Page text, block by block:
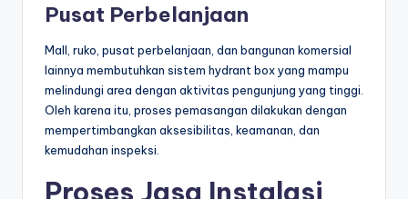
Pusat Perbelanjaan
Mall, ruko, pusat perbelanjaan, dan bangunan komersial
lainnya membutuhkan sistem hydrant box yang mampu
melindungi area dengan aktivitas pengunjung yang tinggi.
Oleh karena itu, proses pemasangan dilakukan dengan
mempertimbangkan aksesibilitas, keamanan, dan
kemudahan inspeksi.
Proses Jasa Instalasi